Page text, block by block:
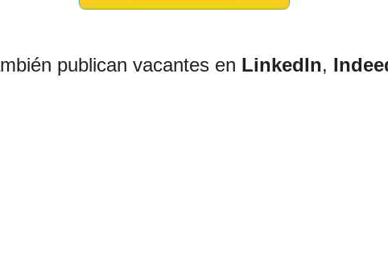
publican vacantes en LinkedIn,